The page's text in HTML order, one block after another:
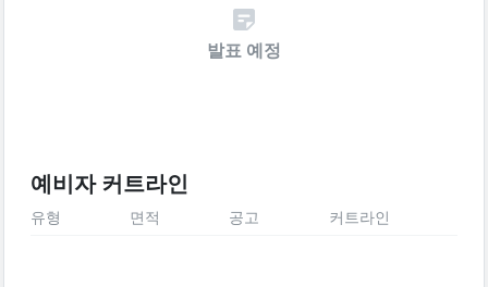
발표 예정
예비자 커트라인
유형 면적 공고 커트라인